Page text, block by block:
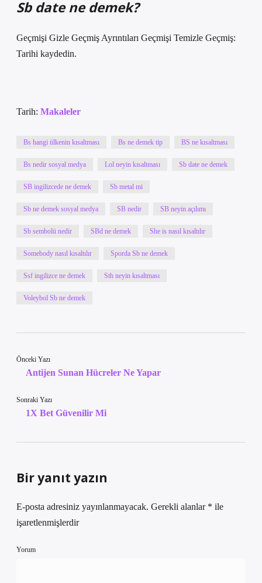
Sb date ne demek?
Geçmişi Gizle Geçmiş Ayrıntıları Geçmişi Temizle Geçmiş:
Tarihi kaydedin.
Tarih: Makaleler
Bs hangi ülkenin kısaltması Bs ne demek tip BS ne kısaltması
Bs nedir sosyal medya Lol neyin kısaltması Sb date ne demek
SB ingilizcede ne demek Sb metal mi
Sb ne demek sosyal medya SB nedir SB neyin açılımı
Sb sembolü nedir SBd ne demek She is nasıl kısaltılır
Somebody nasıl kısaltılır Sporda Sb ne demek
Ssf ingilizce ne demek Sth neyin kısaltması
Voleybol Sb ne demek
Önceki Yazı
Antijen Sunan Hücreler Ne Yapar
Sonraki Yazı
1X Bet Güvenilir Mi
Bir yanıt yazın
E-posta adresiniz yayınlanmayacak. Gerekli alanlar * ile
işaretlenmişlerdir
Yorum